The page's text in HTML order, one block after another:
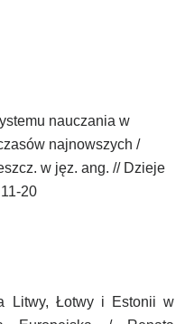
nauczania w
najnowszych /
w jęz. ang. // Dzieje
20
Litwy, Łotwy i Estonii w